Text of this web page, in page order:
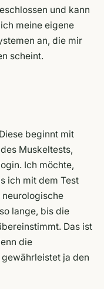
und kann
meine eigene
an, die mir
scheint.
beginnt mit
Muskeltests,
Ich möchte,
ich mit dem Test
lange, bis die
Das ist
die
ja den